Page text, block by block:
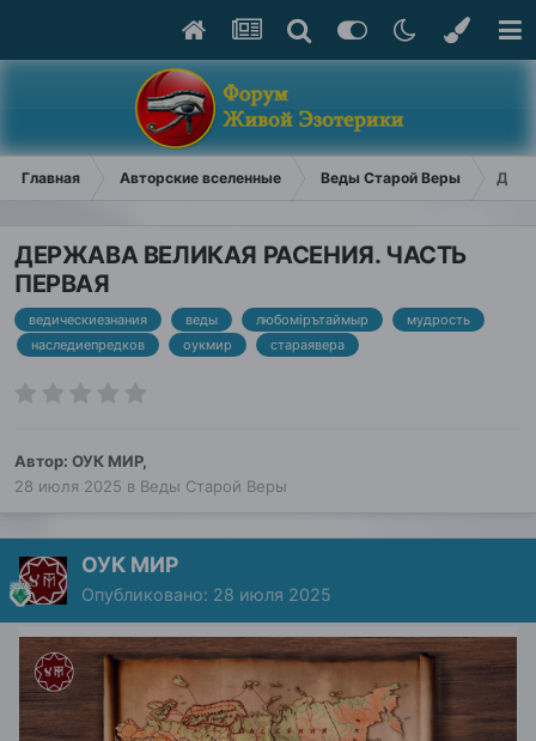
Главная Авторские вселенные Веды Старой Веры
ДЕРЖАВА ВЕЛИКАЯ РАСЕНИЯ. ЧАСТЬ
ПЕРВАЯ
ведическиезнания веды любомiрътаймыр
мудрость
наследиепредков
оукмир стараявера
Автор: ОУК МИР,
28 июля 2025 в Веды Старой Веры
ОУК МИР
Опубликовано: 28 июля 2025